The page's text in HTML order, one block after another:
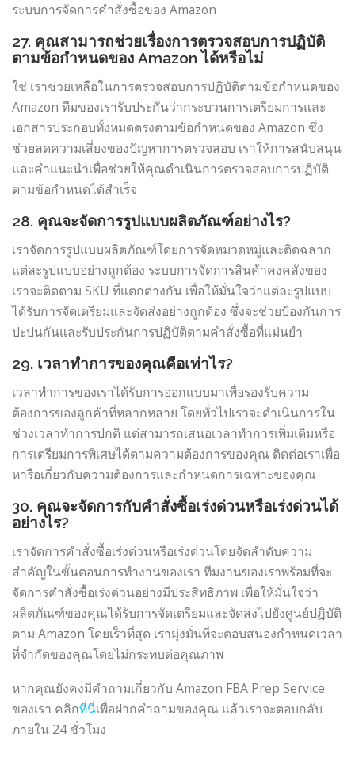
ระบบการจัดการคำสั่งซื้อของ Amazon
27. คุณสามารถช่วยเรื่องการตรวจสอบการปฏิบัติ
ตามข้อกำหนดของ Amazon ได้หรือไม่
ใช่ เราช่วยเหลือในการตรวจสอบการปฏิบัติตามข้อกำหนดของ
Amazon ทีมของเรารับประกันว่ากระบวนการเตรียมการและ
เอกสารประกอบทั้งหมดตรงตามข้อกำหนดของ Amazon ซึ่ง
ช่วยลดความเสี่ยงของปัญหาการตรวจสอบ เราให้การสนับสนุน
และคำแนะนำเพื่อช่วยให้คุณดำเนินการตรวจสอบการปฏิบัติ
ตามข้อกำหนดได้สำเร็จ
28. คุณจะจัดการรูปแบบผลิตภัณฑ์อย่างไร?
เราจัดการรูปแบบผลิตภัณฑ์โดยการจัดหมวดหมู่และติดฉลาก
แต่ละรูปแบบอย่างถูกต้อง ระบบการจัดการสินค้าคงคลังของ
เราจะติดตาม SKU ที่แตกต่างกัน เพื่อให้มั่นใจว่าแต่ละรูปแบบ
ได้รับการจัดเตรียมและจัดส่งอย่างถูกต้อง ซึ่งจะช่วยป้องกันการ
ปะปนกันและรับประกันการปฏิบัติตามคำสั่งซื้อที่แม่นยำ
29. เวลาทำการของคุณคือเท่าไร?
เวลาทำการของเราได้รับการออกแบบมาเพื่อรองรับความ
ต้องการของลูกค้าที่หลากหลาย โดยทั่วไปเราจะดำเนินการใน
ช่วงเวลาทำการปกติ แต่สามารถเสนอเวลาทำการเพิ่มเติมหรือ
การเตรียมการพิเศษได้ตามความต้องการของคุณ ติดต่อเราเพื่อ
หารือเกี่ยวกับความต้องการและกำหนดการเฉพาะของคุณ
30. คุณจะจัดการกับคำสั่งซื้อเร่งด่วนหรือเร่งด่วนได้
อย่างไร?
เราจัดการคำสั่งซื้อเร่งด่วนหรือเร่งด่วนโดยจัดลำดับความ
สำคัญในขั้นตอนการทำงานของเรา ทีมงานของเราพร้อมที่จะ
จัดการคำสั่งซื้อเร่งด่วนอย่างมีประสิทธิภาพ เพื่อให้มั่นใจว่า
ผลิตภัณฑ์ของคุณได้รับการจัดเตรียมและจัดส่งไปยังศูนย์ปฏิบัติ
ตาม Amazon โดยเร็วที่สุด เรามุ่งมั่นที่จะตอบสนองกำหนดเวลา
ที่จำกัดของคุณโดยไม่กระทบต่อคุณภาพ
หากคุณยังคงมีคำถามเกี่ยวกับ Amazon FBA Prep Service
ของเรา คลิกที่นี่เพื่อฝากคำถามของคุณ แล้วเราจะตอบกลับ
ภายใน 24 ชั่วโมง